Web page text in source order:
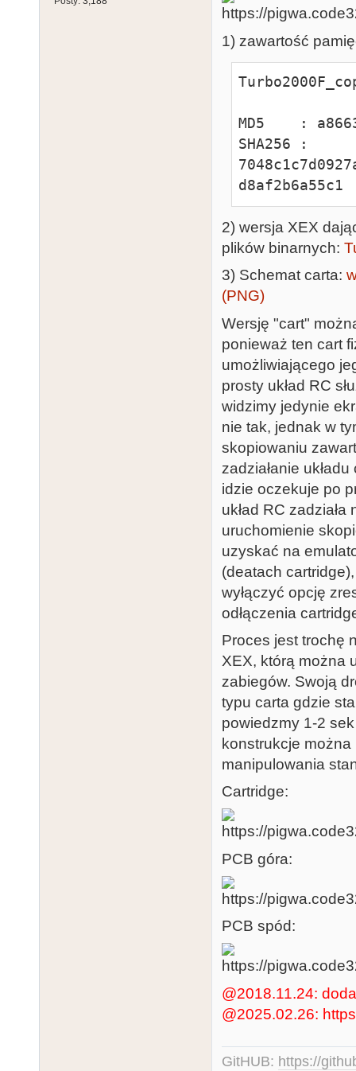
1) zawartość
MD5    :
SHA256 :
d8af2b6a55c1
2) wersja XEX
plików binarnych:
3) Schemat carta:
(PNG)
Wersję "cart"
ponieważ ten cart
umożliwiającego
prosty układ RC
widzimy jedynie
nie tak, jednak w
skopiowaniu
zadziałanie
idzie oczekuje po
układ RC
uruchomienie
uzyskać na
(deatach
wyłączyć opcję
odłączenia
Proces jest trochę
XEX, którą można
zabiegów. Swoją
typu carta gdzie
powiedzmy 1-2
konstrukcje
manipulowania
Cartridge:
PCB góra:
PCB spód:
@2018.11.24:
@2025.02.26:
GitHUB: https://